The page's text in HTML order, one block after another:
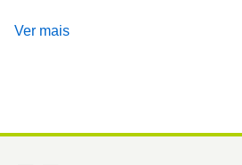
Ver mais